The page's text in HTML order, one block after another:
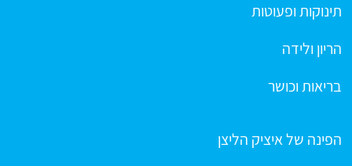
תינוקות ופעוטות
הריון ולידה
בריאות וכושר
הפינה של איציק הליצן